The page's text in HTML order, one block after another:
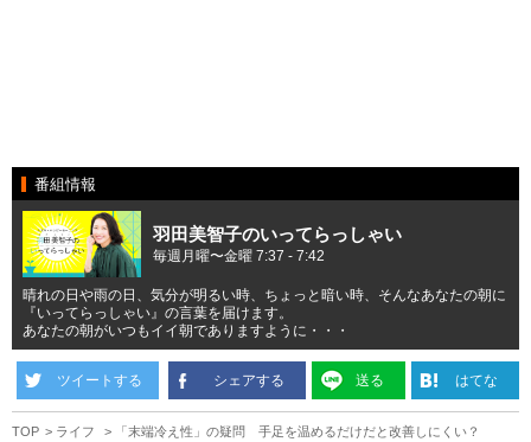
番組情報
羽田美智子のいってらっしゃい
毎週月曜〜金曜 7:37 - 7:42
晴れの日や雨の日、気分が明るい時、ちょっと暗い時、そんなあなたの朝に
『いってらっしゃい』の言葉を届けます。
あなたの朝がいつもイイ朝でありますように・・・
ツイートする シェアする 送る はてな
TOP ライフ 「末端冷え性」の疑問 手足を温めるだけだと改善しにくい？